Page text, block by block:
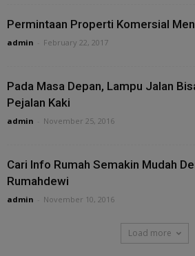
Permintaan Properti Komersial
admin February 22, 2017
Pada Masa Depan, Lampu Jalan
Pejalan Kaki
admin November 25, 2016
Cari Info Rumah Semakin Mudah
Rumahdewi
admin November 10, 2016
Load more